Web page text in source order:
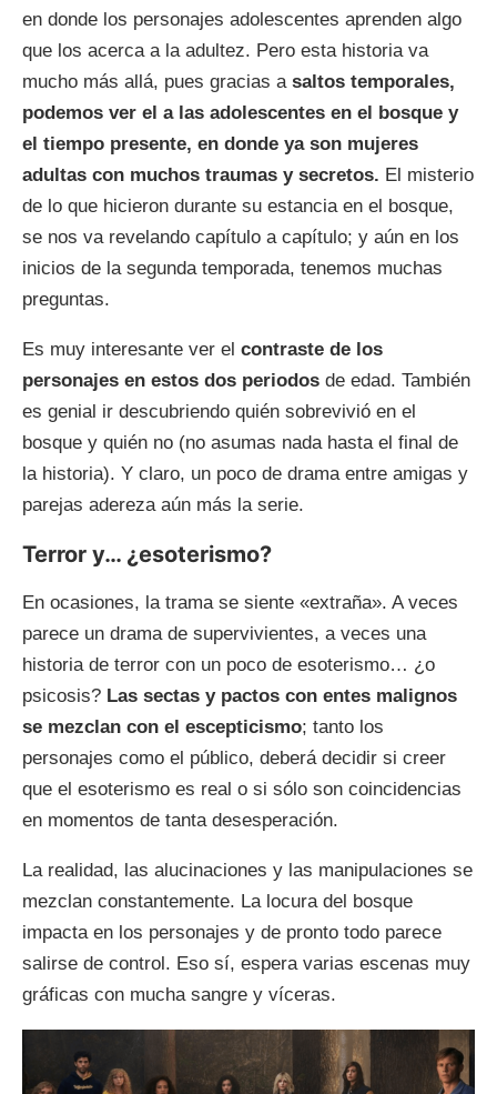
en donde los personajes adolescentes aprenden algo
que los acerca a la adultez. Pero esta historia va
mucho más allá, pues gracias a saltos temporales,
podemos ver el a las adolescentes en el bosque y
el tiempo presente, en donde ya son mujeres
adultas con muchos traumas y secretos. El misterio
de lo que hicieron durante su estancia en el bosque,
se nos va revelando capítulo a capítulo; y aún en los
inicios de la segunda temporada, tenemos muchas
preguntas.
Es muy interesante ver el contraste de los
personajes en estos dos periodos de edad. También
es genial ir descubriendo quién sobrevivió en el
bosque y quién no (no asumas nada hasta el final de
la historia). Y claro, un poco de drama entre amigas y
parejas adereza aún más la serie.
Terror y… ¿esoterismo?
En ocasiones, la trama se siente «extraña». A veces
parece un drama de supervivientes, a veces una
historia de terror con un poco de esoterismo… ¿o
psicosis? Las sectas y pactos con entes malignos
se mezclan con el escepticismo; tanto los
personajes como el público, deberá decidir si creer
que el esoterismo es real o si sólo son coincidencias
en momentos de tanta desesperación.
La realidad, las alucinaciones y las manipulaciones se
mezclan constantemente. La locura del bosque
impacta en los personajes y de pronto todo parece
salirse de control. Eso sí, espera varias escenas muy
gráficas con mucha sangre y víceras.